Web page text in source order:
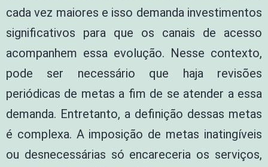
cada vez maiores e isso demanda investimentos
significativos para que os canais de acesso
acompanhem essa evolução. Nesse contexto,
pode ser necessário que haja revisões
periódicas de metas a fim de se atender a essa
demanda. Entretanto, a definição dessas metas
é complexa. A imposição de metas inatingíveis
ou desnecessárias só encareceria os serviços,